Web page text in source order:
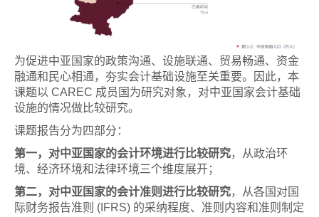
为促进中亚国家的政策沟通、设施联通、贸易畅通、资金
融通和民心相通，夯实会计基础设施至关重要。因此，本
课题以 CAREC 成员国为研究对象，对中亚国家会计基础
设施的情况做比较研究。
课题报告分为四部分：
第一，对中亚国家的会计环境进行比较研究，从政治环
境、经济环境和法律环境三个维度展开；
第二，对中亚国家的会计准则进行比较研究，从各国对国
际财务报告准则 (IFRS) 的采纳程度、准则内容和准则制定